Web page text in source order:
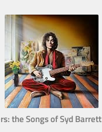
the Songs of Syd Barrett